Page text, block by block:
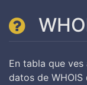
En tabla que
datos de